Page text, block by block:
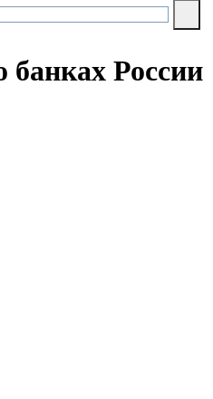
России